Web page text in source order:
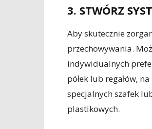
3. STWÓRZ
Aby skutecznie
przechowywania.
indywidualnych
półek lub regałów,
specjalnych szafek
plastikowych.